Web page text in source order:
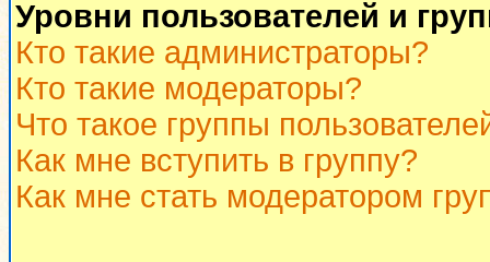
Уровни пользователей и
Кто такие администраторы?
Кто такие модераторы?
Что такое группы
Как мне вступить в группу?
Как мне стать модератором